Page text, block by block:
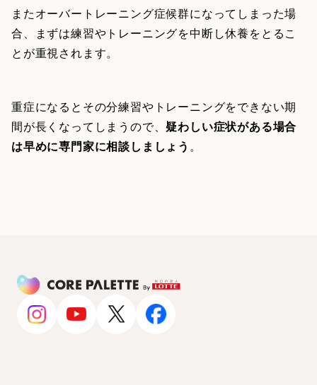
またオーバートレーニング症候群になってしまった場
合、まずは練習やトレーニングを中断し休養をとるこ
とが重視されます。
重症になるとその分練習やトレーニングをできない期
間が長くなってしまうので、 疑わしい症状がある場合
は早めに専門家に相談しましょう 。